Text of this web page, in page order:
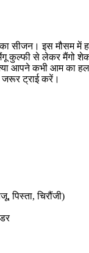
का सीजन। इस मौसम में
कुल्फी से लेकर मैंगो
आपने कभी आम का
जरूर ट्राई करें।
पिस्ता, चिरौंजी)